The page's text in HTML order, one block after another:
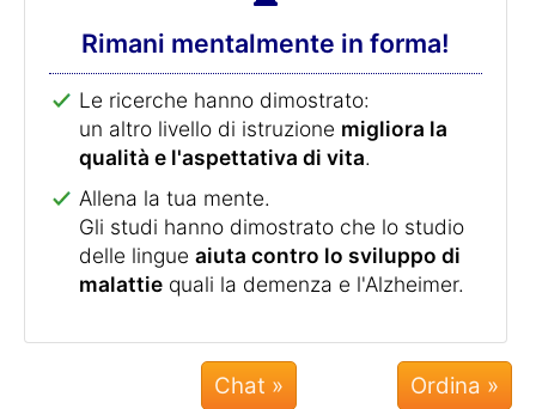
Rimani mentalmente in forma!
Le ricerche hanno dimostrato:
un altro livello di istruzione migliora la
qualità e l'aspettativa di vita.
Allena la tua mente.
Gli studi hanno dimostrato che lo studio
delle lingue aiuta contro lo sviluppo di
malattie quali la demenza e l'Alzheimer.
Chat »